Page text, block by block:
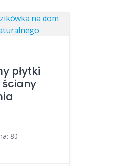
płytki
80